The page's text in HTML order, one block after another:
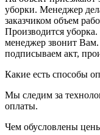
уборки. Менеджер
заказчиком объем
Производится
менеджер звонит
подписываем акт,
Какие есть способы
Мы следим за
оплаты.
Чем обусловлены